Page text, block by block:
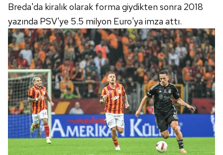
Breda'da kiralık olarak forma giydikten sonra 2018
yazında PSV'ye 5.5 milyon Euro'ya imza attı.